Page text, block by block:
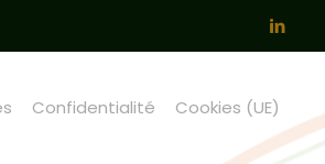
Confidentialité Cookies (UE)